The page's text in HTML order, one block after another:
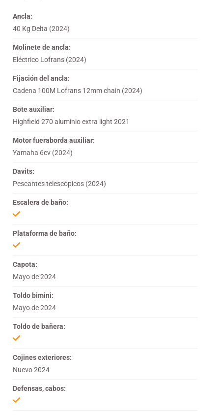
Ancla:
40 Kg Delta (2024)
Molinete de ancla:
Eléctrico Lofrans (2024)
Fijación del ancla:
Cadena 100M Lofrans 12mm chain (2024)
Bote auxiliar:
Highfield 270 aluminio extra light 2021
Motor fueraborda auxiliar:
Yamaha 6cv (2024)
Davits:
Pescantes telescópicos (2024)
Escalera de baño:
Plataforma de baño:
Capota:
Mayo de 2024
Toldo bimini:
Mayo de 2024
Toldo de bañera:
Cojines exteriores:
Nuevo 2024
Defensas, cabos: